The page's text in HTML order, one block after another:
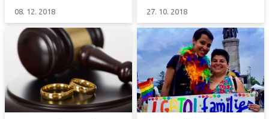
08. 12. 2018 27. 10. 2018